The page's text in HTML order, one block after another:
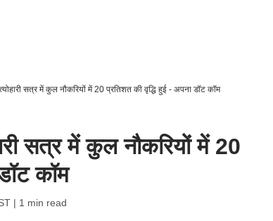
सत्र में कुल नौकरियों में 20 प्रतिशत की वृद्धि हुई - अपना डॉट कॉम
सत्र में कुल नौकरियों में 20
कॉम
| 1 min read